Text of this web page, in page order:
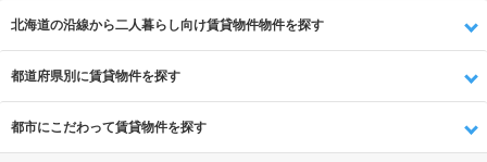
北海道の沿線から二人暮らし向け賃貸物件物件を探す
都道府県別に賃貸物件を探す
都市にこだわって賃貸物件を探す